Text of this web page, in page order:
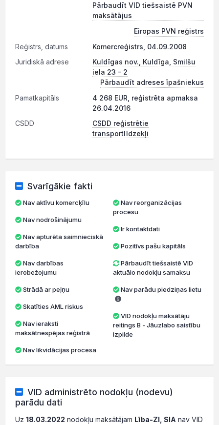
Pārbaudīt VID tiešsaistē PVN
maksātājus
Eiropas PVN reģistrs
Reģistrs, datums
Komercreģistrs, 04.09.2008
Juridiskā adrese
Kuldīgas nov., Kuldīga, Smilšu
iela 23 - 2
Pārbaudīt adreses īpašniekus
Pamatkapitāls
4 268 EUR, reģistrēta apmaksa
26.04.2016
CSDD
CSDD reģistrētie
transportlīdzekļi
Svarīgākie fakti
Nav aktīvu komercķīlu
Nav nodrošinājumu
darbība
ierobežojumu
Strādā ar peļņu
Skatīties AML riskus
maksātnespējas reģistrā
Nav likvidācijas procesa
Nav reorganizācijas
procesu
Ir kontaktdati
Pozitīvs pašu kapitāls
Pārbaudīt tiešsaistē VID
aktuālo nodokļu samaksu
Nav parādu piedziņas lietu
VID nodokļu maksātāju
reitings B - Jāuzlabo saistību
izpilde
VID administrēto nodokļu (nodevu)
parādu dati
Uz 18.03.2022 nodokļu maksātājam Lība-ZI, SIA nav VID